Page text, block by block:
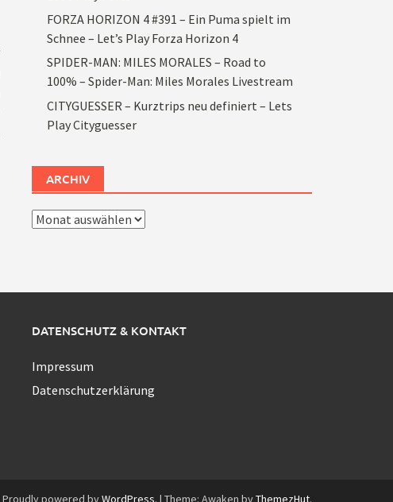
FORZA HORIZON 4 #391 – Ein Puma spielt im
Schnee – Let’s Play Forza Horizon 4
SPIDER-MAN: MILES MORALES – Road to
100% – Spider-Man: Miles Morales Livestream
CITYGUESSER – Kurztrips neu definiert – Lets
Play Cityguesser
ARCHIV
Archiv
DATENSCHUTZ & KONTAKT
Impressum
Datenschutzerklärung
Proudly powered byWordPress. | Theme: Awaken byThemezHut.